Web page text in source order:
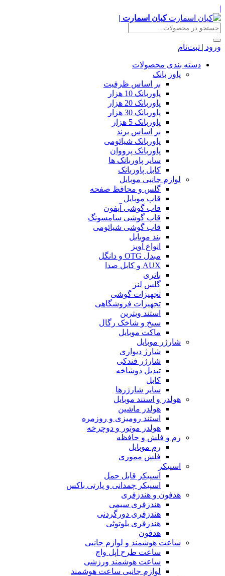
|
کیان اسمارت |
ورود | ثبت‌نام
دسته بندی محصولات
پاور بانک
بر اساس ظرفیت
پاوربانک 10 هزار
پاوربانک 20 هزار
پاوربانک 30 هزار
پاوربانک 5 هزار
بر اساس برند
پاوربانک شیائومی
پاوربانک پرووان
سایر پاوربانک ها
کابل پاوربانک
لوازم جانبی موبایل
گلس و محافظ صفحه
قاب موبایل
قاب گوشی آیفون
قاب گوشی سامسونگ
قاب گوشی شیائومی
بند موبایل
انواع آویز
مبدل OTG و دانگل
AUX و کابل صدا
باتری
گلس لنز
تجهیزات گوشی
تجهیزات فروشگاهی
استند ویترین
سیخ و شاخک رگال
ماکت موبایل
شارژر موبایل
شارژ دیواری
شارژر فندکی
تبدیل دوشاخه
کابل
سایر شارژرها
هولدر و استند موبایل
هولدر ماشین
استند رومیزی و روزمره
هولدر موتور و دوچرخه
رم و فلش و حافظه
رم موبایل
فلش مموری
اسپیکر
اسپیکر قابل حمل
اسپیکر چمدانی و پارتی باکس
هدفون و هندزفری
هندزفری سیمی
هندزفری دورگردنی
هندزفری بلوتوثی
هدفون
ساعت هوشمند و لوازم جانبی
ساعت طرح اپل واچ
ساعت هوشمند ورزشی
لوازم جانبی ساعت هوشمند